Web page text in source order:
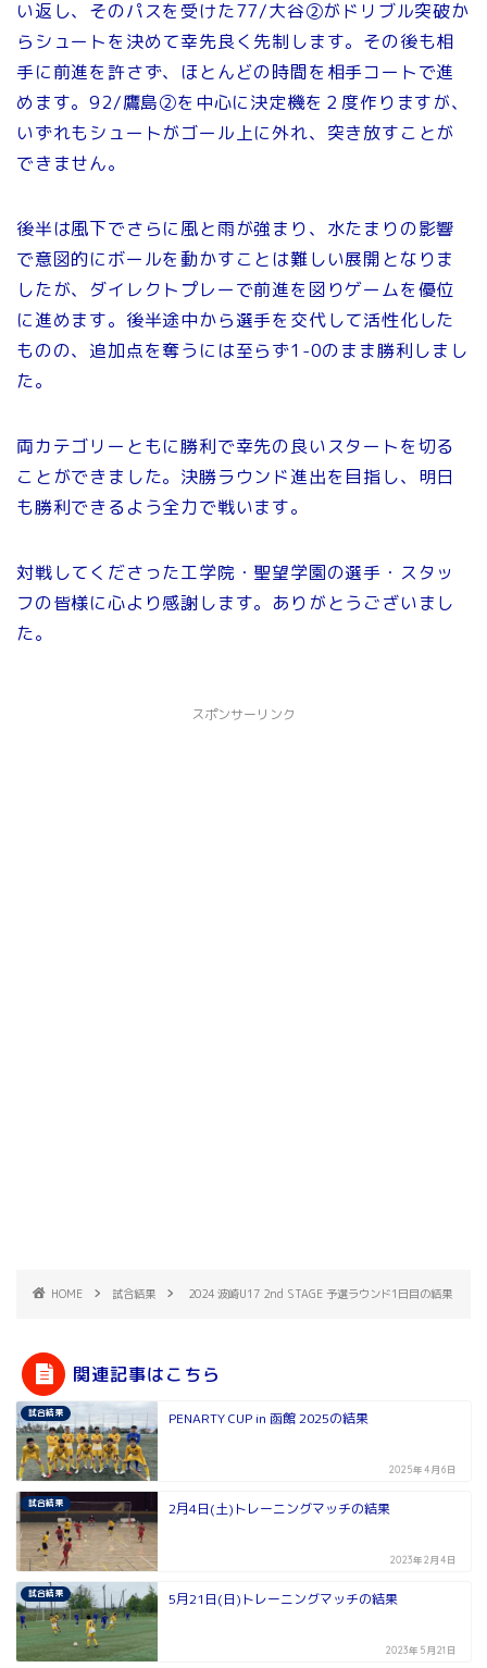
い返し、そのパスを受けた77/大谷②がドリブル突破か
らシュートを決めて幸先良く先制します。その後も相
手に前進を許さず、ほとんどの時間を相手コートで進
めます。92/鷹島②を中心に決定機を２度作りますが、
いずれもシュートがゴール上に外れ、突き放すことが
できません。
後半は風下でさらに風と雨が強まり、水たまりの影響
で意図的にボールを動かすことは難しい展開となりま
したが、ダイレクトプレーで前進を図りゲームを優位
に進めます。後半途中から選手を交代して活性化した
ものの、追加点を奪うには至らず1-0のまま勝利しまし
た。
両カテゴリーともに勝利で幸先の良いスタートを切る
ことができました。決勝ラウンド進出を目指し、明日
も勝利できるよう全力で戦います。
対戦してくださった工学院・聖望学園の選手・スタッ
フの皆様に心より感謝します。ありがとうございまし
た。
スポンサーリンク
HOME 試合結果 2024 波崎U17 2nd STAGE 予選ラウンド1日目の結果
関連記事はこちら
試合結果 PENARTY CUP in 函館 2025の結果
2025年4月6日
試合結果 2月4日(土)トレーニングマッチの結果
2023年2月4日
試合結果 5月21日(日)トレーニングマッチの結果
2023年5月21日